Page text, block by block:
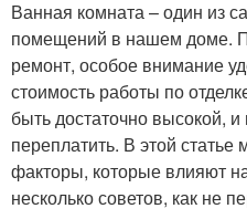
Ванная комната – один из
помещений в нашем доме.
ремонт, особое внимание
стоимость работы по
быть достаточно высокой,
переплатить. В этой
факторы, которые влияют
несколько советов, как не